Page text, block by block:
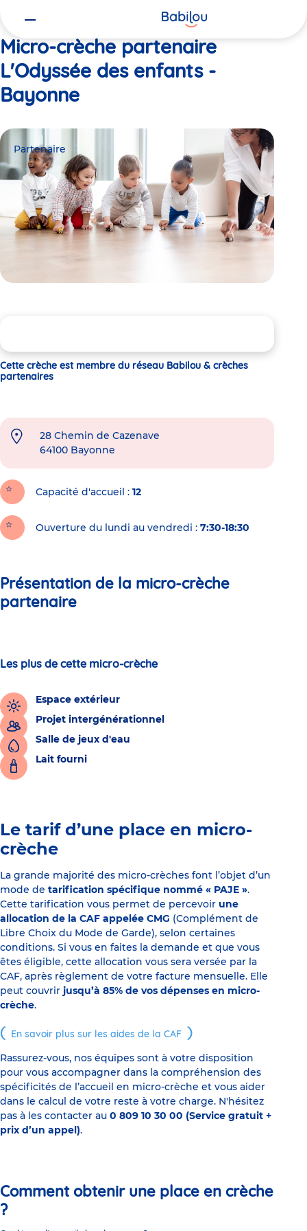
Micro-crèche partenaire
L'Odyssée des enfants -
Bayonne
Partenaire
Cette crèche est membre du réseau Babilou & crèches
partenaires
28 Chemin de Cazenave
64100 Bayonne
Capacité d'accueil 12
Ouverture du lundi au vendredi : 7:30-18:30
Présentation de la micro-crèche
partenaire
Les plus de cette micro-crèche
Espace extérieur
Projet intergénérationnel
Salle de jeux d'eau
Lait fourni
Le tarif d’une place en micro-
crèche
La grande majorité des micro-crèches font l’objet d’un
mode de tarification spécifique nommé « PAJE ».
Cette tarification vous permet de percevoir une
allocation de la CAF appelée CMG (Complément de
Libre Choix du Mode de Garde), selon certaines
conditions. Si vous en faites la demande et que vous
êtes éligible, cette allocation vous sera versée par la
CAF, après règlement de votre facture mensuelle. Elle
peut couvrir jusqu’à 85% de vos dépenses en micro-
crèche.
En savoir plus sur les aides de la CAF
Rassurez-vous, nos équipes sont à votre disposition
pour vous accompagner dans la compréhension des
spécificités de l’accueil en micro-crèche et vous aider
dans le calcul de votre reste à votre charge. N'hésitez
pas à les contacter au 0 809 10 30 00 (Service gratuit +
prix d’un appel).
Comment obtenir une place en crèche
?